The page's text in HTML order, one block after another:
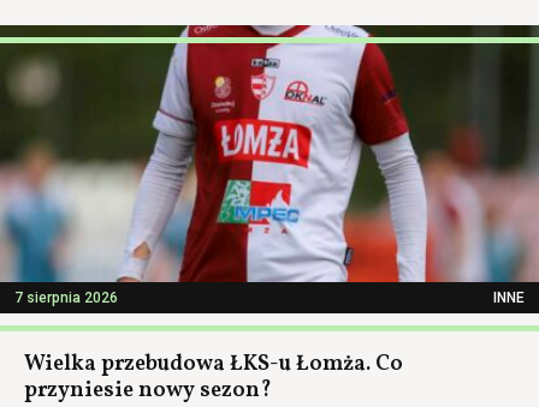
7 sierpnia 2026 INNE
Wielka przebudowa ŁKS-u Łomża. Co
przyniesie nowy sezon?